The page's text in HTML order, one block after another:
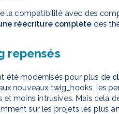
la compatibilité avec des
réécriture complète des
repensés
été modernisés pour plus de
nouveaux twig_hooks, les
et moins intrusives. Mais cela
sur les projets les plus